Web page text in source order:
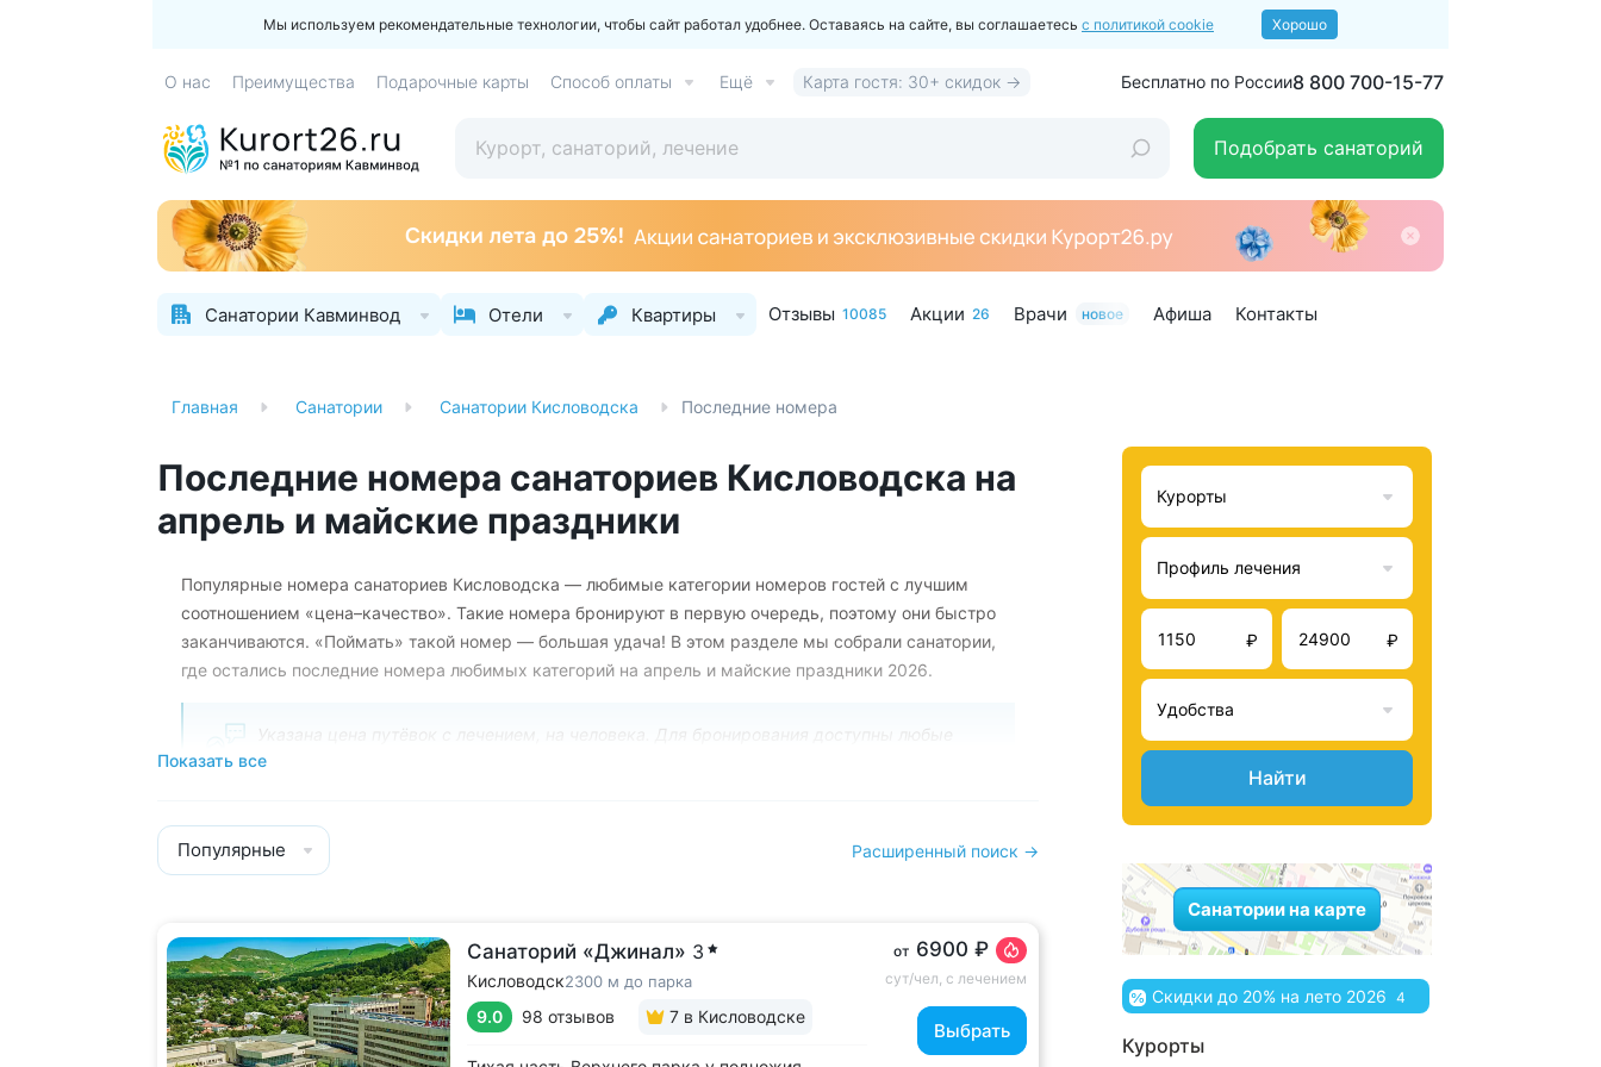
Мы используем рекомендательные технологии, чтобы сайт работал удобнее. Оставаясь на сайте, вы соглашаетесь с политикой cookie Хорошо
О нас Преимущества Подарочные карты Способ оплаты Ещё Карта гостя: 30+ скидок → Бесплатно по России8 800 700-15-77
Подобрать санаторий
Санатории Кавминвод Отели Квартиры Отзывы 10085 Акции 26 Врачи новое Афиша Контакты
Главная Санатории Санатории Кисловодска Последние номера
Последние номера санаториев Кисловодска на
апрель и майские праздники
Популярные номера санаториев Кисловодска — любимые категории номеров гостей с лучшим
соотношением «цена–качество». Такие номера бронируют в первую очередь, поэтому они быстро
заканчиваются. «Поймать» такой номер — большая удача! В этом разделе мы собрали санатории,
где остались последние номера любимых категорий на апрель и майские праздники 2026.
Указана цена путёвок с лечением, на человека. Для бронирования доступны любые
даты в указанные периоды. Точные цены уточняйте у менеджера:
Последние номера любимых категорий в санаториях Кисловодска:
Санаторий «им. Димитрова»
Санаторий «Орион», ~9000 ₽ — последний «Двухместный Стандарт+» в корпусе № 5. Самые
комфортные номера с современным ремонтом, которые обычно бронируют только для
постоянных гостей.
Санаторий «Солнечный», ~9750 ₽ — последний «Двухместный Стандарт» на 12–19 мая. Самый
Показать все
Популярные Расширенный поиск →
Санаторий «Джинал» 3
Кисловодск2300 м до парка
9.0 98 отзывов 7 в Кисловодске
от 6900 ₽
сут/чел, с лечением
Выбрать
Курорты
Профиль лечения
₽ ₽
Удобства
Найти
Санатории на карте
Скидки до 20% на лето 2026 4
Курорты